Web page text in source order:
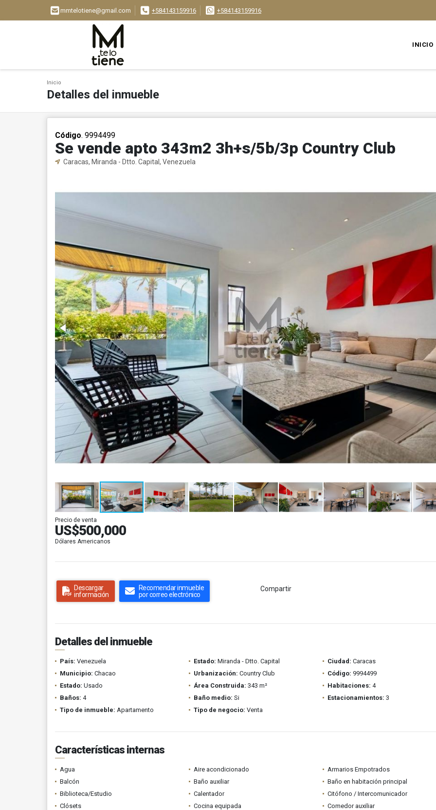
mmtelotiene@gmail.com +584143159916 +584143159916
INICIO
Inicio
Detalles del inmueble
Código. 9994499
Se vende apto 343m2 3h+s/5b/3p Country Club
Caracas, Miranda - Dtto. Capital, Venezuela
Precio de venta
US$500,000
Dólares Americanos
Descargar
información
Recomendar inmueble
por correo electrónico
Compartir
Detalles del inmueble
País: Venezuela Estado: Miranda - Dtto. Capital Ciudad: Caracas
Municipio: Chacao Urbanización: Country Club Código: 9994499
Estado: Usado Área Construida: 343 m² Habitaciones: 4
Baños: 4 Baño medio: Si Estacionamientos: 3
Tipo de inmueble: Apartamento Tipo de negocio: Venta
Características internas
Agua Aire acondicionado
Armarios Empotrados
Balcón
Baño auxiliar
Baño en habitación principal
Biblioteca/Estudio
Calentador
Citófono / Intercomunicador
Clósets
Cocina equipada
Comedor auxiliar